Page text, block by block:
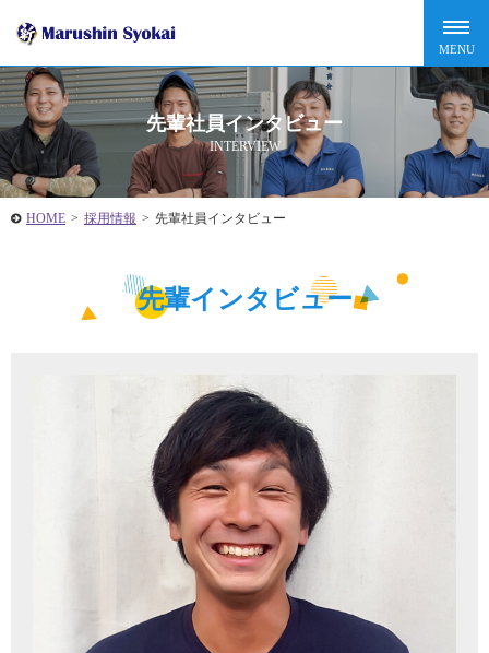
先輩社員インタビュー
INTERVIEW
HOME > 採用情報 > 先輩社員インタビュー
先輩インタビュー